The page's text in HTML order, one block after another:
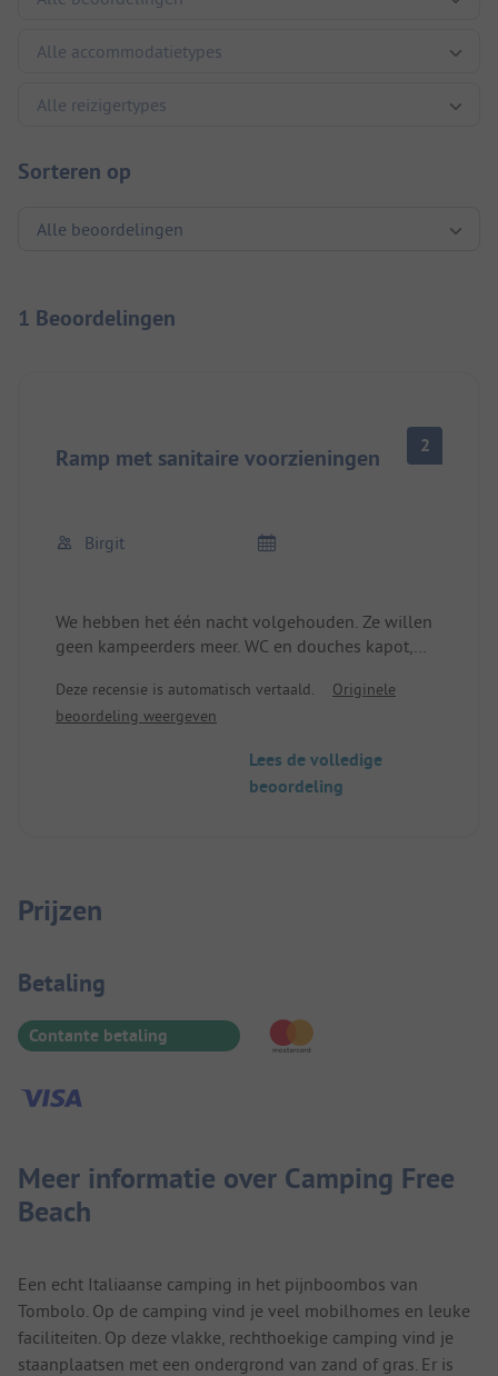
Sorteren op
1 Beoordelingen
Ramp met sanitaire voorzieningen 2
Birgit
We hebben het één nacht volgehouden. Ze willen
geen kampeerders meer. WC en douches kapot,
verbaasd. Stacaravans zijn waarschijnlijk beter, die
lijken wel onderhouden. De weg naar het strand is
Deze recensie is automatisch vertaald.
Originele
beoordeling weergeven
Lees de volledige
beoordeling
Prijzen
Betaalinformatie
Betaling
Contante betaling
Meer informatie over Camping Free
Beach
Een echt Italiaanse camping in het pijnboombos van
Tombolo. Op de camping vind je veel mobilhomes en leuke
faciliteiten. Op deze vlakke, rechthoekige camping vind je
staanplaatsen met een ondergrond van zand of gras. Er is